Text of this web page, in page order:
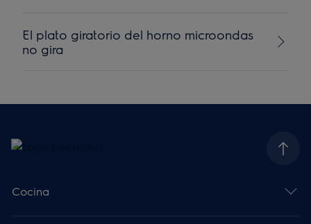
El plato giratorio del horno microondas
no gira
Cocina